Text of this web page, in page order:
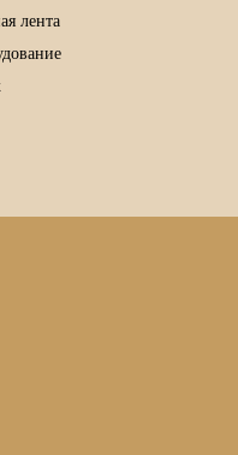
лента